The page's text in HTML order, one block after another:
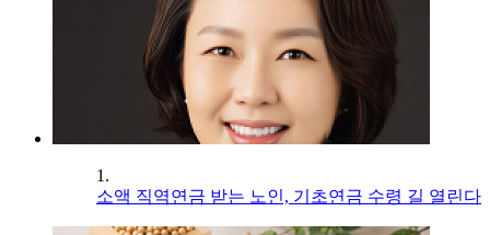
1.
소액 직역연금 받는 노인, 기초연금 수령 길 열린다